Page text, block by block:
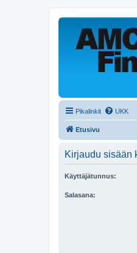
Pikalinkit UKK
Etusivu
Kirjaudu sisään
Käyttäjätunnus:
Salasana: